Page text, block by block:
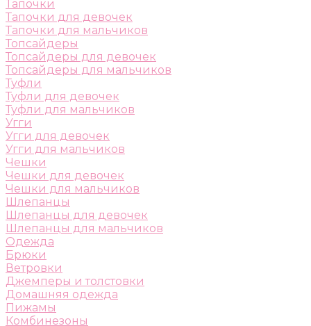
Тапочки
Тапочки для девочек
Тапочки для мальчиков
Топсайдеры
Топсайдеры для девочек
Топсайдеры для мальчиков
Туфли
Туфли для девочек
Туфли для мальчиков
Угги
Угги для девочек
Угги для мальчиков
Чешки
Чешки для девочек
Чешки для мальчиков
Шлепанцы
Шлепанцы для девочек
Шлепанцы для мальчиков
Одежда
Брюки
Ветровки
Джемперы и толстовки
Домашняя одежда
Пижамы
Комбинезоны